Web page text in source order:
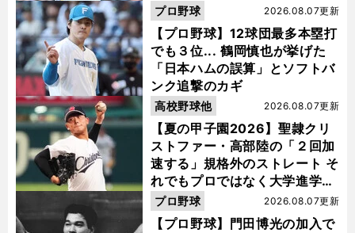
【プロ野球】12球団最多本塁打
でも３位... 鶴岡慎也が挙げた
「日本ハムの誤算」とソフトバ
ンク追撃のカギ
2026.08.07更新
プロ野球
【夏の甲子園2026】聖隷クリ
ストファー・高部陸の「２回加
速する」規格外のストレート そ
れでもプロではなく大学進学を
選ぶ理由
2026.08.07更新
高校野球他
【プロ野球】門田博光の加入で
2026.08.07更新
プロ野球